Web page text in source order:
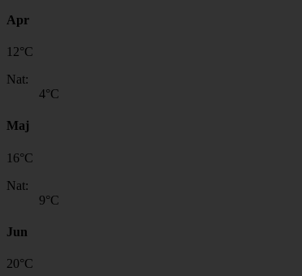
Apr
12°C
Nat:
4°C
Maj
16°C
Nat:
9°C
Jun
20°C